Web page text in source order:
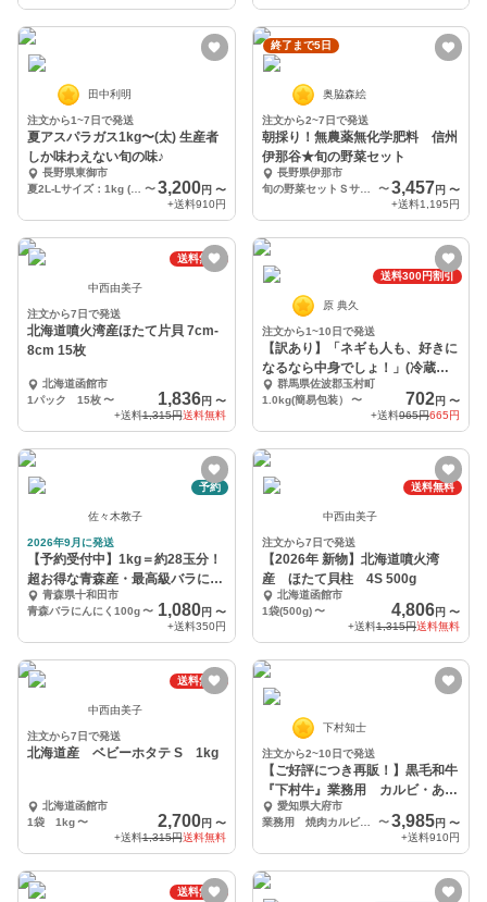
田中利明
注文から1~7日で発送
夏アスパラガス1kg〜(太) 生産者
しか味わえない旬の味♪
長野県東御市
〜 3,200円 〜
+送料910円
終了まで5日
奥脇森絵
注文から2~7日で発送
朝採り！無農薬無化学肥料 信州
伊那谷★旬の野菜セット
長野県伊那市
旬の野菜セットＳサイズ
〜3,457円 〜
+送料1,195円
送料無料
中西由美子
注文から7日で発送
北海道噴火湾産ほたて片貝 7cm-
8cm 15枚
北海道函館市
1パック 15枚〜 1,836円 〜
+送料1,315円送料無料
送料300円割引
原 典久
注文から1~10日で発送
【訳あり】「ネギも人も、好きに
なるなら中身でしょ！」(冷蔵
便）群馬県佐波郡玉村町
1.0kg(簡易包装）
〜 702円 〜
+送料965円665円
予約
佐々木教子
2026年9月に発送
【予約受付中】1kg＝約28玉分！
超お得な青森産・最高級バラにん
にく青森県十和田市
青森バラにんにく100g〜 1,080円 〜
+送料350円
送料無料
中西由美子
注文から7日で発送
【2026年 新物】北海道噴火湾
産 ほたて貝柱 4S 500g
北海道函館市
1袋(500g) 〜 4,806円 〜
+送料1,315円送料無料
送料無料
中西由美子
注文から7日で発送
北海道産 ベビーホタテ S 1kg
北海道函館市
1袋 1kg〜 2,700円 〜
+送料1,315円送料無料
下村知士
注文から2~10日で発送
【ご好評につき再販！】黒毛和牛
『下村牛』業務用 カルビ・あか
み焼肉用
愛知県大府市
業務用 焼肉カルビ500g
〜3,985円 〜
+送料910円
送料無料